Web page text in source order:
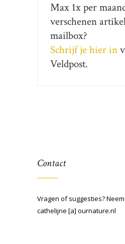
Max 1x per
verschenen
mailbox?
Schrijf je hier in
Veldpost.
Contact
Vragen of suggesties?
cathelijne [a] ournature.nl